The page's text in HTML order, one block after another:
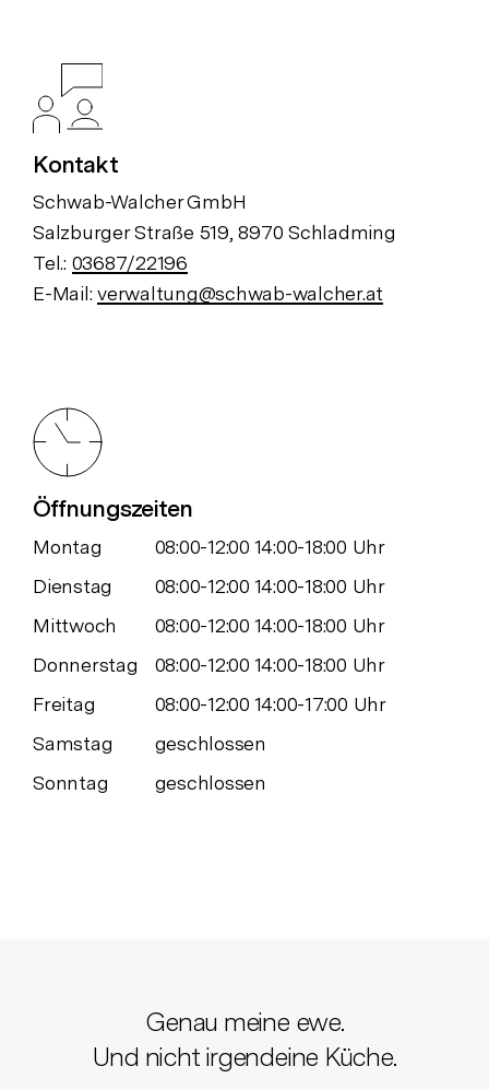
Kontakt
Schwab-Walcher GmbH
Salzburger Straße 519, 8970 Schladming
Tel.: 03687/22196
E-Mail: verwaltung@schwab-walcher.at
Öffnungszeiten
Montag
08:00-12:00 14:00-18:00 Uhr
Dienstag
08:00-12:00 14:00-18:00 Uhr
Mittwoch
08:00-12:00 14:00-18:00 Uhr
Donnerstag
08:00-12:00 14:00-18:00 Uhr
Freitag
08:00-12:00 14:00-17:00 Uhr
Samstag
geschlossen
Sonntag
geschlossen
Genau meine ewe.
Und nicht irgendeine Küche.